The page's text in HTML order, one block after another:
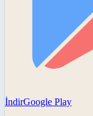
İndirGoogle Play